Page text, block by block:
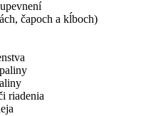
čapoch a kĺboch)
riadenia